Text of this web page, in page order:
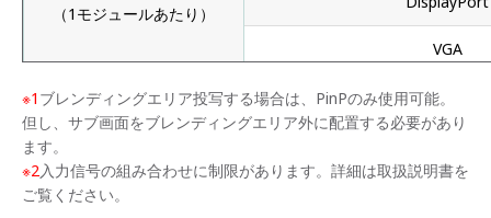
（1モジュールあたり）
VGA
内蔵モジュール数
マルチビューワー※1
※1 ブレンディングエリア投写する場合は、PinPのみ使用可能。
但し、サブ画面をブレンディングエリア外に配置する必要があり
ます。
※2入力信号の組み合わせに制限があります。詳細は取扱説明書を
ご覧ください。